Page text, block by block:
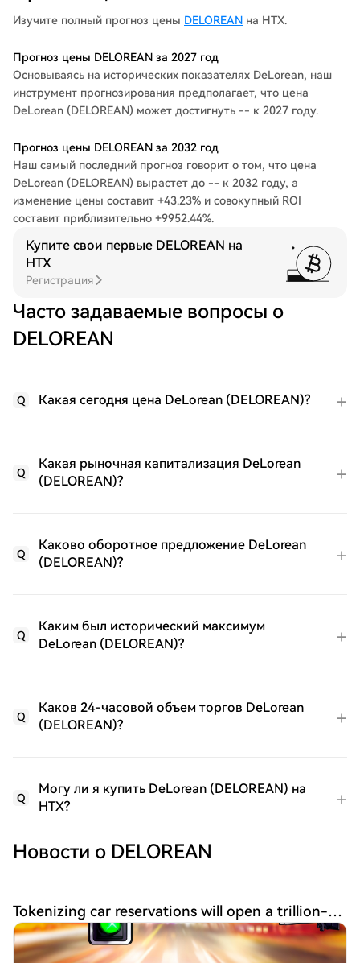
Изучите полный прогноз цены DELOREAN на HTX.
Прогноз цены DELOREAN за 2027 год
Основываясь на исторических показателях DeLorean, наш
инструмент прогнозирования предполагает, что цена
DeLorean (DELOREAN) может достигнуть -- к 2027 году.
Прогноз цены DELOREAN за 2032 год
Наш самый последний прогноз говорит о том, что цена
DeLorean (DELOREAN) вырастет до -- к 2032 году, а
изменение цены составит +43.23% и совокупный ROI
составит приблизительно +9952.44%.
Купите свои первые DELOREAN на
HTX
Регистрация
Часто задаваемые вопросы о
DELOREAN
Q Какая сегодня цена DeLorean (DELOREAN)?
Q
Какая рыночная капитализация DeLorean
(DELOREAN)?
Q
Каково оборотное предложение DeLorean
(DELOREAN)?
Q
Каким был исторический максимум
DeLorean (DELOREAN)?
Q
Каков 24-часовой объем торгов DeLorean
(DELOREAN)?
Q
Могу ли я купить DeLorean (DELOREAN) на
HTX?
Новости о DELOREAN
Tokenizing car reservations will open a trillion-dollar market